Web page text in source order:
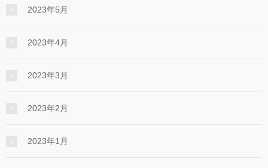
2023年5月
2023年4月
2023年3月
2023年2月
2023年1月